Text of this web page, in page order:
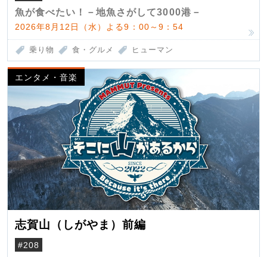
魚が食べたい！－地魚さがして3000港－
2026年8月12日（水）よる9：00～9：54
乗り物 食・グルメ ヒューマン
エンタメ・音楽
志賀山（しがやま）前編
#208